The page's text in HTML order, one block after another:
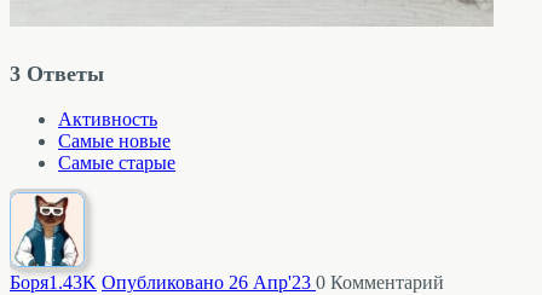
3 Ответы
Активность
Самые новые
Самые старые
Боря1.43K Опубликовано 26 Апр'23 0 Комментарий